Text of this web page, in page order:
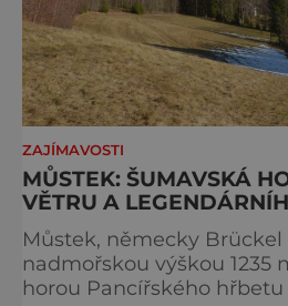
ZAJÍMAVOSTI
MŮSTEK: ŠUMAVSKÁ
VĚTRU A
Můstek, německy Brückel
nadmořskou výškou 1235
horou Pancířského